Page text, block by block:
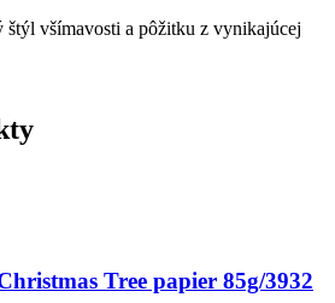
štýl všímavosti a pôžitku z vynikajúcej
Tree papier 85g/3932